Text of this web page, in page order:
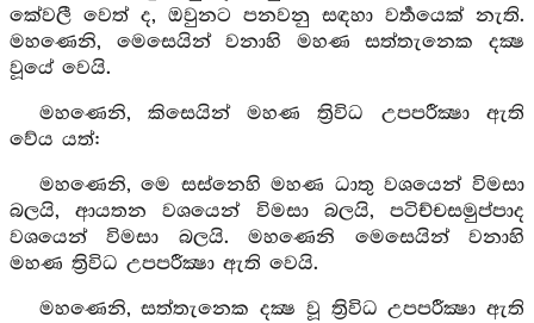
කේවලී වෙත් ද, ඔවුනට පනවනු සඳහා වර්‍තයෙක් නැති.
මහණෙනි, මෙසෙයින් වනාහි මහණ සත්තැනෙක දක්‍ෂ
වූයේ වෙයි.
මහණෙනි, කිසෙයින් මහණ ත්‍රිවිධ උපපරීක්‍ෂා ඇති
වේය යත්:
මහණෙනි, මෙ සස්නෙහි මහණ ධාතු වශයෙන් විමසා
බලයි, ආයතන වශයෙන් විමසා බලයි, පටිච්චසමුප්පාද
වශයෙන් විමසා බලයි. මහණෙනි මෙසෙයින් වනාහි
මහණ ත්‍රිවිධ උපපරීක්‍ෂා ඇති වෙයි.
මහණෙනි, සත්තැනෙක දක්‍ෂ වූ ත්‍රිවිධ උපපරීක්‍ෂා ඇති